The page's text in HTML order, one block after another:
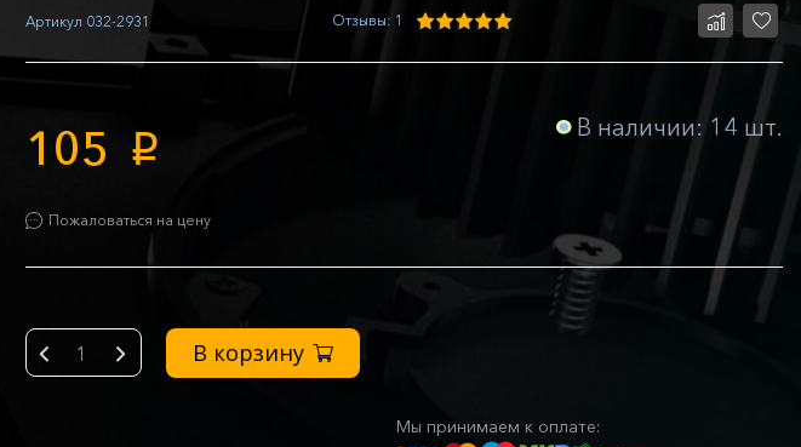
Артикул 032-2931 Отзывы: 1
105 p
Пожаловаться на цену
В наличии: 14 шт.
- + В корзину
Мы принимаем к оплате: